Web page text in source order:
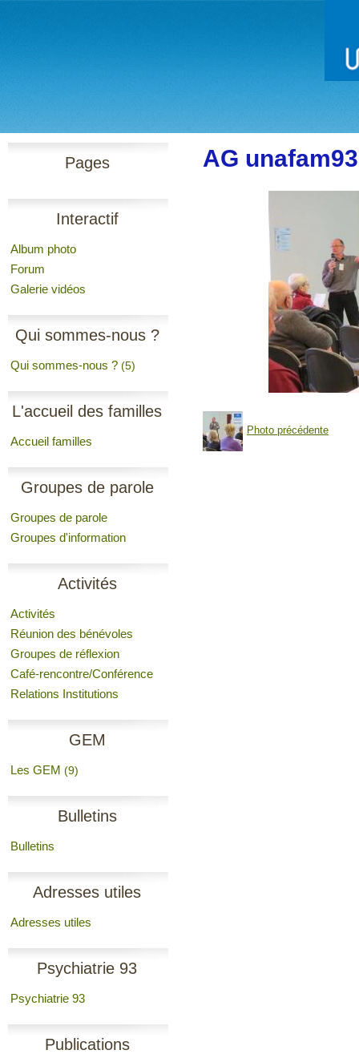
Pages
Interactif
Album photo
Forum
Galerie vidéos
Qui sommes-nous ?
Qui sommes-nous ? (5)
L'accueil des familles
Accueil familles
Groupes de parole
Groupes de parole
Groupes d'information
Activités
Activités
Réunion des bénévoles
Groupes de réflexion
Café-rencontre/Conférence
Relations Institutions
GEM
Les GEM (9)
Bulletins
Bulletins
Adresses utiles
Adresses utiles
Psychiatrie 93
Psychiatrie 93
Publications
AG
Photo précédente